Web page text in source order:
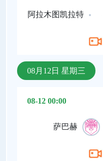
阿拉木图凯拉特
08月12日 星期三
08-12 00:00
萨巴赫